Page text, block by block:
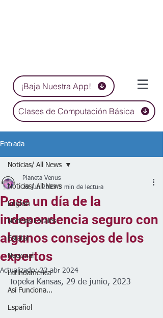
¡Baja Nuestra App!
Clases de Computación Básica
Entrada
Noticias/ All News
English
Noticias Locales
Estatal
Nacional
Latinoamérica
Así Funciona...
Español
Noticias/ All News
Pase un día de la
independencia seguro con
algunos consejos de los
expertos
Planeta Venus
29 jun 2023 3 min de lectura
Actualizado:22 abr 2024
Topeka Kansas, 29 de junio, 2023